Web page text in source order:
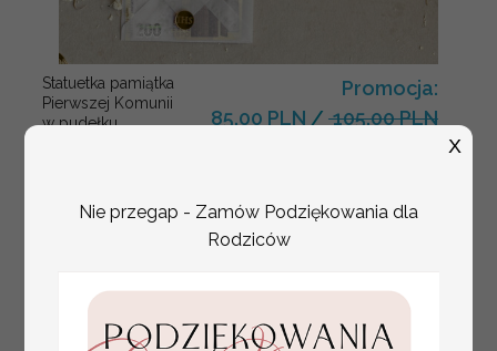
Statuetka pamiątka
Pierwszej Komunii
w pudełku,
opakowanie na
pieniądze
Promocja:
85.00 PLN / 105.00 PLN
Nie przegap - Zamów Podziękowania dla
Rodziców
X